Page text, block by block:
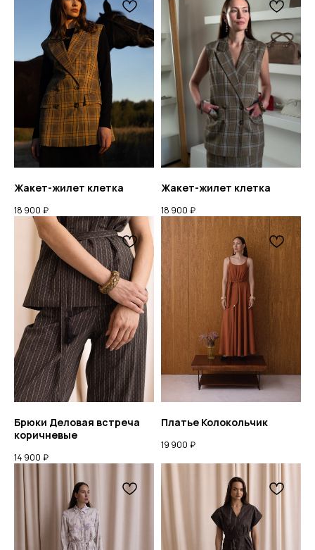
Жакет-жилет клетка
18 900 ₽
Жакет-жилет клетка
18 900 ₽
Брюки Деловая встреча
коричневые
14 900 ₽
Платье Колокольчик
19 900 ₽